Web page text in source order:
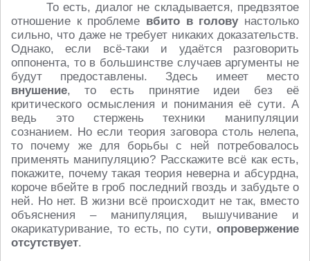
То есть, диалог не складывается, предвзятое
отношение к проблеме вбито в головунастолько
сильно, что даже не требует никаких доказательств.
Однако, если всё-таки и удаётся разговорить
оппонента, то в большинстве случаев аргументы не
будут предоставлены. Здесь имеет место
внушение, то есть принятие идеи без её
критического осмысления и понимания её сути. А
ведь это стержень техники манипуляции
сознанием. Но если теория заговора столь нелепа,
то почему же для борьбы с ней потребовалось
применять манипуляцию? Расскажите всё как есть,
покажите, почему такая теория неверна и абсурдна,
короче вбейте в гроб последний гвоздь и забудьте о
ней. Но нет. В жизни всё происходит не так, вместо
объяснения – манипуляция, вышучивание и
окарикатуривание, то есть, по сути, опровержение
отсутствует.